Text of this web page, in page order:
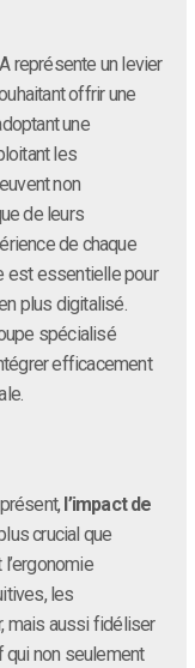
représente un levier
offrir une
une
les
non
de leurs
de chaque
est essentielle pour
plus digitalisé.
spécialisé
efficacement
l’impact de
crucial que
les
mais aussi fidéliser
qui non seulement